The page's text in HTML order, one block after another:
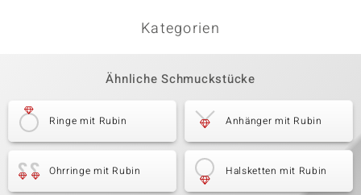
Kategorien
Ähnliche Schmuckstücke
Ringe mit Rubin Anhänger mit Rubin
Ohrringe mit Rubin Halsketten mit Rubin